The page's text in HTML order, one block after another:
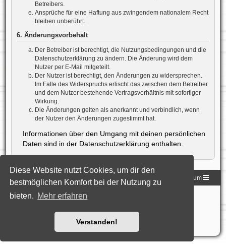
Diese Website nutzt Cookies, um dir den
bestmöglichen Komfort bei der Nutzung zu
bieten. Mehr erfahren
Verstanden!
Betreibers.
Ansprüche für eine Haftung aus zwingendem nationalem Recht
bleiben unberührt.
6. Änderungsvorbehalt
Der Betreiber ist berechtigt, die Nutzungsbedingungen und die
Datenschutzerklärung zu ändern. Die Änderung wird dem
Nutzer per E-Mail mitgeteilt.
Der Nutzer ist berechtigt, den Änderungen zu widersprechen.
Im Falle des Widerspruchs erlischt das zwischen dem Betreiber
und dem Nutzer bestehende Vertragsverhältnis mit sofortiger
Wirkung.
Die Änderungen gelten als anerkannt und verbindlich, wenn
der Nutzer den Änderungen zugestimmt hat.
Informationen über den Umgang mit deinen persönlichen
Daten sind in der Datenschutzerklärung enthalten.
Homepage der DLG Foren-Übersicht Impressum
Powered byphpBB® Forum Software © phpBB Limited
Style: Black-Silver-Split by Joyce&LunaphpBB-Style-Design
Nutzungsbedingungen